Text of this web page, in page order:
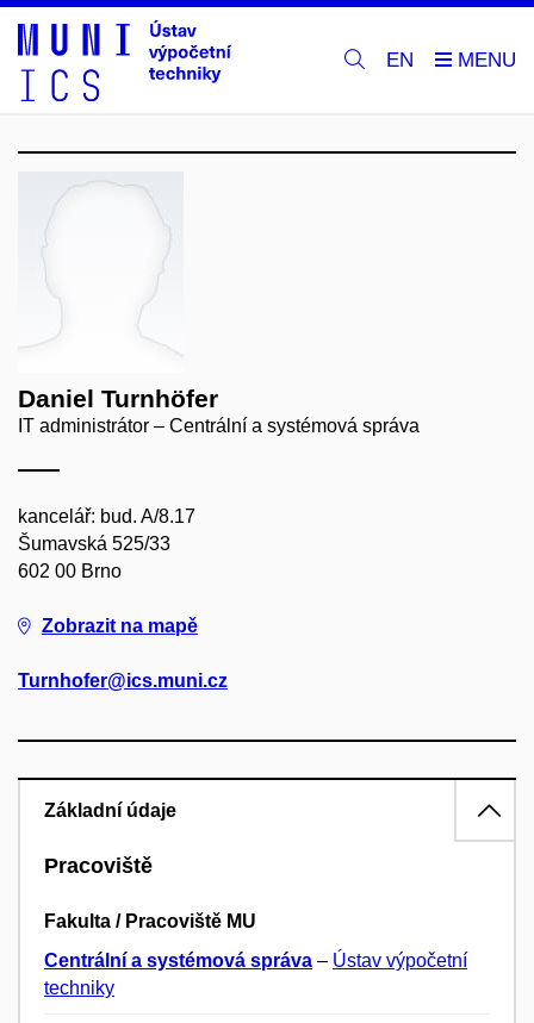
EN
Daniel Turnhöfer
IT administrátor – Centrální a systémová správa
kancelář: bud. A/8.17
Šumavská 525/33
602 00 Brno
Zobrazit na mapě
Turnhofer@ics.muni.cz
Základní údaje
Pracoviště
Fakulta / Pracoviště MU
Centrální a systémová správa – Ústav výpočetní
techniky